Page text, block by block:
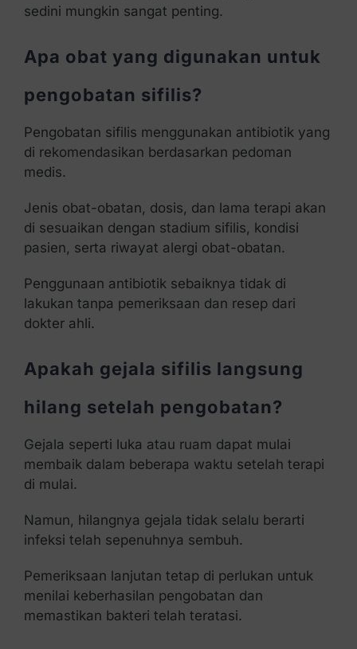
sedini mungkin sangat penting.
Apa obat yang digunakan untuk
pengobatan sifilis?
Pengobatan sifilis menggunakan antibiotik yang
di rekomendasikan berdasarkan pedoman
medis.
Jenis obat-obatan, dosis, dan lama terapi akan
di sesuaikan dengan stadium sifilis, kondisi
pasien, serta riwayat alergi obat-obatan.
Penggunaan antibiotik sebaiknya tidak di
lakukan tanpa pemeriksaan dan resep dari
dokter ahli.
Apakah gejala sifilis langsung
hilang setelah pengobatan?
Gejala seperti luka atau ruam dapat mulai
membaik dalam beberapa waktu setelah terapi
di mulai.
Namun, hilangnya gejala tidak selalu berarti
infeksi telah sepenuhnya sembuh.
Pemeriksaan lanjutan tetap di perlukan untuk
menilai keberhasilan pengobatan dan
memastikan bakteri telah teratasi.